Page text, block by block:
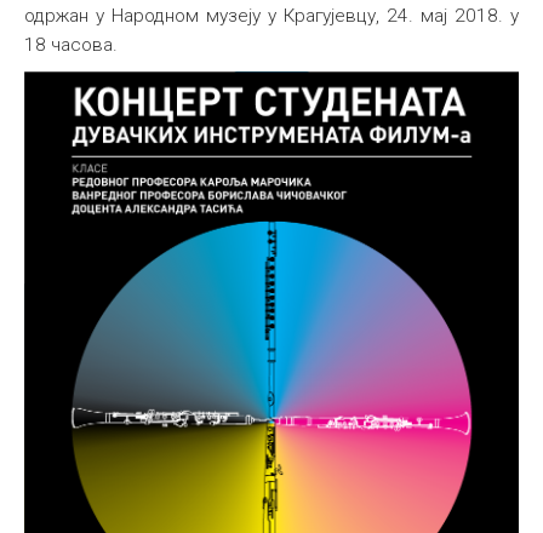
одржан у Народном музеју у Крагујевцу, 24. мај 2018. у
18 часова.